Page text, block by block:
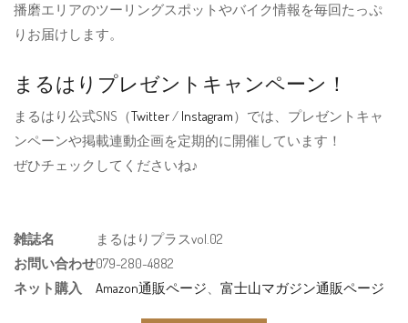
播磨エリアのツーリングスポットやバイク情報を毎回たっぷ
りお届けします。
まるはりプレゼントキャンペーン！
まるはり公式SNS（Twitter/ Instagram）では、プレゼントキャ
ンペーンや掲載連動企画を定期的に開催しています！
ぜひチェックしてくださいね♪
雑誌名
まるはりプラスvol.02
お問い合わせ079-280-4882
ネット購入
Amazon通販ページ、 富士山マガジン通販ページ